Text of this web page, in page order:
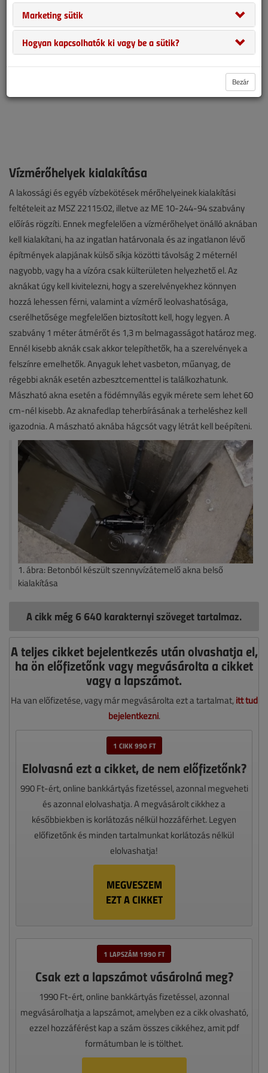
Vízmérőhelyek kialakítása
A lakossági és egyéb vízbekötések mérőhelyeinek kialakítási
feltételeit az MSZ 22115:02, illetve az ME 10-244-94 szabvány
előírás rögzíti. Ennek megfelelően a vízmérőhelyet önálló aknában
kell kialakítani, ha az ingatlan határvonala és az ingatlanon lévő
építmények alapjának külső síkja közötti távolság 2 méternél
nagyobb, vagy ha a vízóra csak külterületen helyezhető el. Az
aknákat úgy kell kivitelezni, hogy a szerelvényekhez könnyen
hozzá lehessen férni, valamint a vízmérő leolvashatósága,
cserélhetősége megfelelően biztosított kell, hogy legyen. A
szabvány 1 méter átmérőt és 1,3 m belmagasságot határoz meg.
Ennél kisebb aknák csak akkor telepíthetők, ha a szerelvények a
felszínre emelhetők. Anyaguk lehet vasbeton, műanyag, de
régebbi aknák esetén azbesztcementtel is találkozhatunk.
Mászható akna esetén a födémnyílás egyik mérete sem lehet 60
cm-nél kisebb. Az aknafedlap teherbírásának a terheléshez kell
igazodnia. A mászható aknába hágcsót vagy létrát kell beépíteni.
1. ábra:Betonból készült szennyvízátemelő akna belső
kialakítása
A cikk még 6 640 karakternyi szöveget tartalmaz.
A teljes cikket bejelentkezés után olvashatja el,
ha ön előfizetőnk vagy megvásárolta a cikket
vagy a lapszámot.
Ha van előfizetése, vagy már megvásárolta ezt a tartalmat, itt tud
bejelentkezni.
1 CIKK 990 FT
Elolvasná ezt a cikket, de nem előfizetőnk?
990 Ft-ért, online bankkártyás fizetéssel, azonnal megveheti
és azonnal elolvashatja. A megvásárolt cikkhez a
későbbiekben is korlátozás nélkül hozzáférhet. Legyen
előfizetőnk és minden tartalmunkat korlátozás nélkül
elolvashatja!
MEGVESZEM
EZT A CIKKET
1 LAPSZÁM 1990 FT
Csak ezt a lapszámot vásárolná meg?
1990 Ft-ért, online bankkártyás fizetéssel, azonnal
megvásárolhatja a lapszámot, amelyben ez a cikk olvasható,
ezzel hozzáférést kap a szám összes cikkéhez, amit pdf
formátumban le is tölthet.
Marketing sütik
Hogyan kapcsolhatók ki vagy be a sütik?
Bezár